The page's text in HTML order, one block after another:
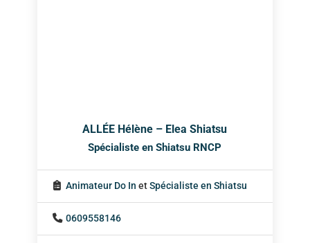
ALLÉE Hélène – Elea Shiatsu
Spécialiste en Shiatsu RNCP
Animateur Do In etSpécialiste en Shiatsu
0609558146